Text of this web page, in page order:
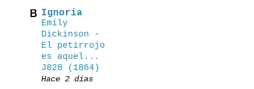
Ignoria
Emily
Dickinson -
El petirrojo
es aquel...
J828 (1864)
Hace 2 días